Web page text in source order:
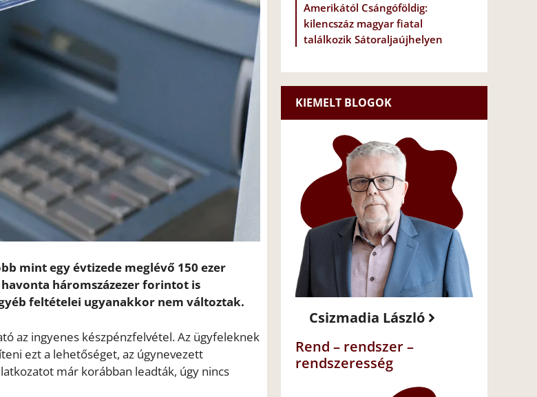
mint egy évtizede meglévő 150 ezer
háromszázezer forintot is
feltételei ugyanakkor nem változtak.
az ingyenes készpénzfelvétel. Az ügyfeleknek
ezt a lehetőséget, az úgynevezett
már korábban leadták, úgy nincs
Amerikától Csángóföldig:
kilencszáz magyar fiatal
találkozik Sátoraljaújhelyen
KIEMELT BLOGOK
Csizmadia László
Rend – rendszer –
rendszeresség